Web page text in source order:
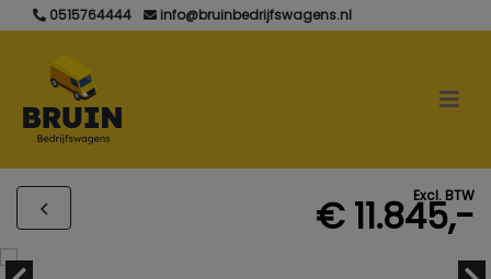
0515764444 info@bruinbedrijfswagens.nl
Excl. BTW
€ 11.845,-